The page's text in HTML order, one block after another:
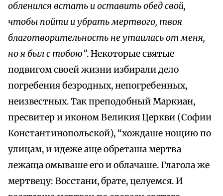
обленился встать и оставить обед свой,
чтобы пойти и убрать мертвого, твоя
благотворительность не утаилась от меня,
но я был с тобою”. Некоторые святые
подвигом своей жизни избирали дело
погребения безродных, непогребенных,
неизвестных. Так преподобный Маркиан,
пресвитер и иконом Великия Церкви (Софии
Константинопольской), “хождаше нощию по
улицам, и идеже аще обреташа мертва
лежаща омываше его и облачаше. Глагола же
мертвецу: Восстани, брате, целуемся. И